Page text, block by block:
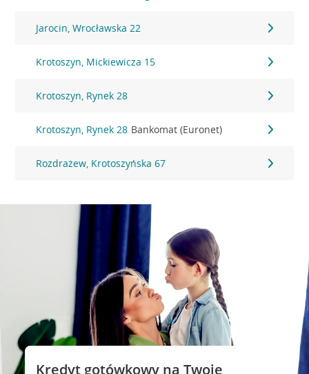
Jarocin, Wrocławska 22
Krotoszyn, Mickiewicza 15
Krotoszyn, Rynek 28
Krotoszyn, Rynek 28 Bankomat (Euronet)
Rozdrażew, Krotoszyńska 67
Kredyt gotówkowy na Twoje